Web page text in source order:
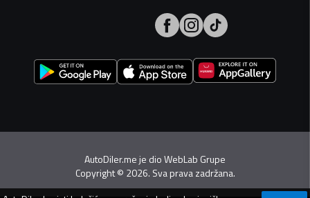
AutoDiler.me je dioWebLab Grupe
Copyright© 2026. Sva prava zadržana.